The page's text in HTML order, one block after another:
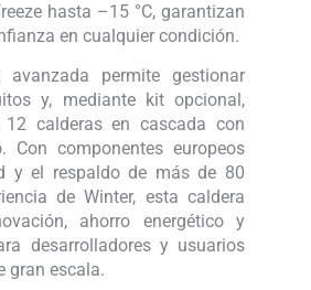
hasta –15 °C, garantizan
en cualquier condición.
avanzada permite gestionar
y, mediante kit opcional,
12 calderas en cascada con
Con componentes europeos
y el respaldo de más de 80
de Winter, esta caldera
ahorro energético y
desarrolladores y usuarios
gran escala.